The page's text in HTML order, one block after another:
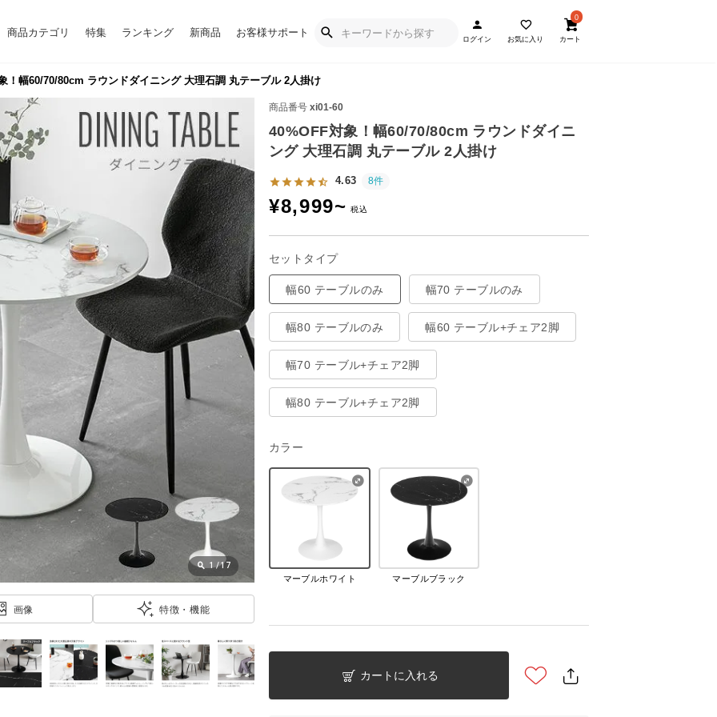
商品カテゴリ 特集 ランキング 新商品 お客様サポート
ログイン お気に入り
0
カート
！幅60/70/80cm ラウンドダイニング 大理石調 丸テーブル 2人掛け
商品番号 xi01-60
40%OFF対象！幅60/70/80cm ラウンドダイニ
ング 大理石調 丸テーブル 2人掛け
4.63 8件
¥8,999~
セットタイプ
幅60 テーブルのみ 幅70 テーブルのみ
幅80 テーブルのみ 幅60 テーブル+チェア2脚
幅70 テーブル+チェア2脚
幅80 テーブル+チェア2脚
カラー
マーブルホワイト マーブルブラック
カートに入れる
1 /17
画像 特徴・機能